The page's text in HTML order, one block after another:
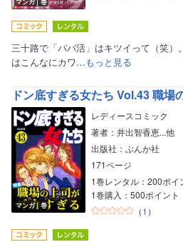
マンガ｜巻
三十路で「パパ活」はキツイって（笑
はこんなにカワ…もっと見る
ドン底すぎる女たち Vol.43 職場
マンガ｜巻
レディースコミック
著者：井出智香恵...他
出版社：ぶんか社
171ページ
1巻レンタル：200ポイ
1巻購入：500ポイント
（1 ）